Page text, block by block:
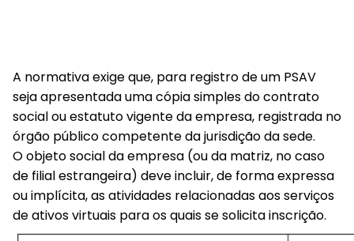
A normativa exige que, para registro de um PSAV
seja apresentada uma cópia simples do contrato
social ou estatuto vigente da empresa, registrada no
órgão público competente da jurisdição da sede.
O objeto social da empresa (ou da matriz, no caso
de filial estrangeira) deve incluir, de forma expressa
ou implícita, as atividades relacionadas aos serviços
de ativos virtuais para os quais se solicita inscrição.